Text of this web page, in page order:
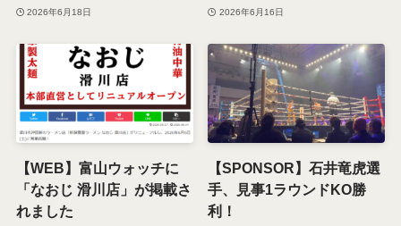
2026年6月18日 2026年6月16日
【WEB】富山ウォッチに
「なおじ 滑川店」が掲載さ
れました
【SPONSOR】石井竜虎選
手、見事1ラウンドKO勝
利！